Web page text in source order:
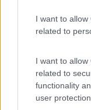
I want to
related to
I want to
related to
functionality
user protection.
"Partire e non voler
Roberto
4255
26/02/2018